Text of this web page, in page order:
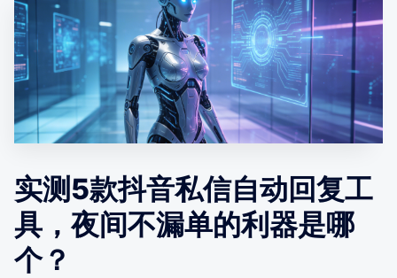
Search 美洽博客
实测5款抖音私信自动回复工
具，夜间不漏单的利器是哪
个？